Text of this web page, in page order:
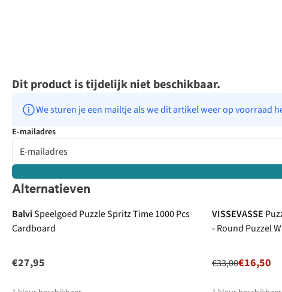
Dit product is tijdelijk niet beschikbaar.
We sturen je een mailtje als we dit artikel weer op voorraad
E-mailadres
Alternatieven
BalviSpeelgoed Puzzle Spritz Time 1000 Pcs
Cardboard
€27,95
VISSEVASSE
- Round Puzzel
€33,00€16,50